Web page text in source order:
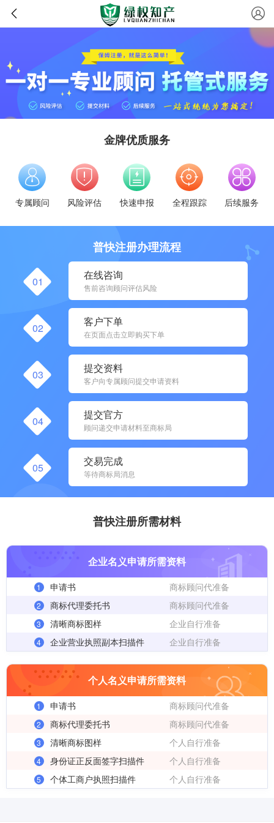
金牌优质服务
专属顾问 风险评估 快速申报 全程跟踪 后续服务
普快注册办理流程
01 在线咨询
售前咨询顾问评估风险
02 客户下单
在页面点击立即购买下单
03 提交资料
客户向专属顾问提交申请资料
04 提交官方
顾问递交申请材料至商标局
05 交易完成
等待商标局消息
普快注册所需材料
企业名义申请所需资料
1 申请书 商标顾问代准备
2 商标代理委托书 商标顾问代准备
3 清晰商标图样 企业自行准备
4 企业营业执照副本扫描件 企业自行准备
个人名义申请所需资料
1 申请书 商标顾问代准备
2 商标代理委托书 商标顾问代准备
3 清晰商标图样 个人自行准备
4 身份证正反面签字扫描件 个人自行准备
5 个体工商户执照扫描件 个人自行准备